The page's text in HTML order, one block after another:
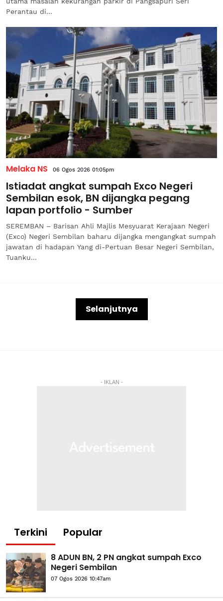
Perantau di...
Melaka NS 06 Ogos 2026 01:05pm
Istiadat angkat sumpah Exco Negeri
Sembilan esok, BN dijangka pegang
lapan portfolio - Sumber
SEREMBAN – Barisan Ahli Majlis Mesyuarat Kerajaan Negeri
(Exco) Negeri Sembilan baharu dijangka mengangkat sumpah
jawatan di hadapan Yang di-Pertuan Besar Negeri Sembilan,
Tuanku...
Selanjutnya
- IKLAN -
Terkini Popular
8 ADUN BN, 2 PN angkat sumpah Exco
Negeri Sembilan
07 Ogos 2026 10:47am